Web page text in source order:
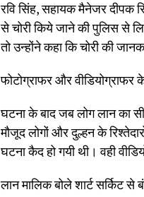
रवि सिंह, सहायक मैनेजर दीपक
से चोरी किये जाने की पुलिस से
तो उन्होंने कहा कि चोरी की
फोटोग्राफर और वीडियोग्राफर
घटना के बाद जब लोग लान का
मौजूद लोगों और दुल्हन के
घटना कैद हो गयी थी। वही
लान मालिक बोले शार्ट सर्किट